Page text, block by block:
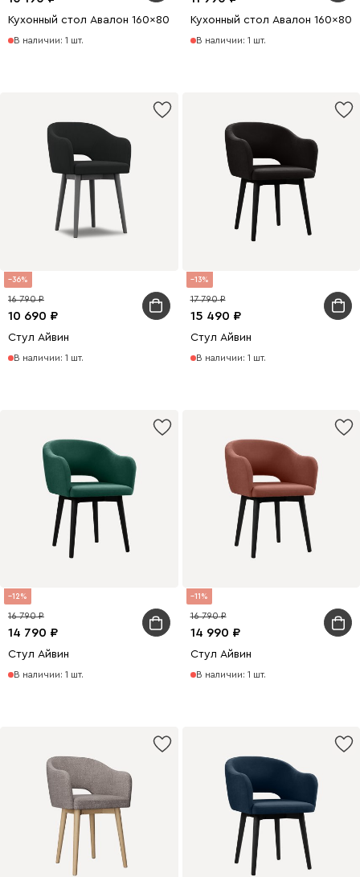
Кухонный стол Авалон 160x80 раскладной Белый/Натуральный
В наличии: 1 шт.
Кухонный стол Авалон
В наличии: 1 шт.
36
10 690
16 790
Стул Айвин
В наличии: 1 шт.
13
15 490
17 790
Стул Айвин
В наличии: 1 шт.
12
14 790
16 790
Стул Айвин
В наличии: 1 шт.
11
14 990
16 790
Стул Айвин
В наличии: 1 шт.